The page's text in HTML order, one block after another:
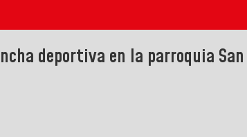
deportiva en la parroquia San